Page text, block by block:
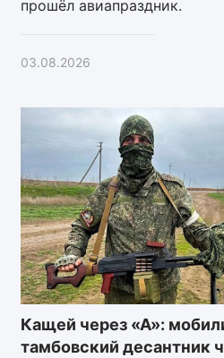
прошёл авиапраздник.
03.08.2026
Кащей через «А»:
тамбовский десантник